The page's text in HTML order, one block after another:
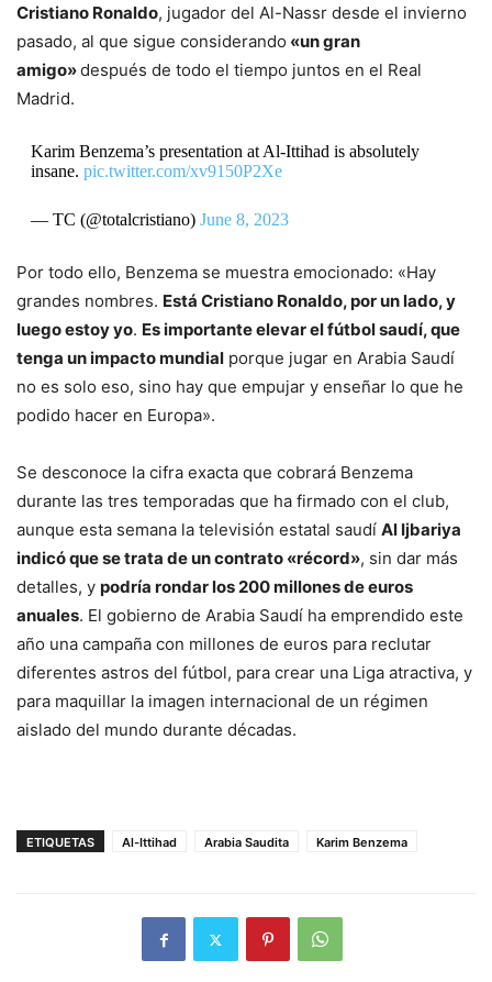
Cristiano Ronaldo, jugador del Al-Nassr desde el invierno
pasado, al que sigue considerando «un gran
amigo»después de todo el tiempo juntos en el Real
Madrid.
Karim Benzema’s presentation at Al-Ittihad is absolutely
insane. pic.twitter.com/xv9150P2Xe
— TC (@totalcristiano) June 8, 2023
Por todo ello, Benzema se muestra emocionado: «Hay
grandes nombres. Está Cristiano Ronaldo, por un lado, y
luego estoy yo. Es importante elevar el fútbol saudí, que
tenga un impacto mundial porque jugar en Arabia Saudí
no es solo eso, sino hay que empujar y enseñar lo que he
podido hacer en Europa».
Se desconoce la cifra exacta que cobrará Benzema
durante las tres temporadas que ha firmado con el club,
aunque esta semana la televisión estatal saudí Al Ijbariya
indicó que se trata de un contrato «récord», sin dar más
detalles, y podría rondar los 200 millones de euros
anuales. El gobierno de Arabia Saudí ha emprendido este
año una campaña con millones de euros para reclutar
diferentes astros del fútbol, para crear una Liga atractiva, y
para maquillar la imagen internacional de un régimen
aislado del mundo durante décadas.
ETIQUETAS Al-Ittihad Arabia Saudita Karim Benzema